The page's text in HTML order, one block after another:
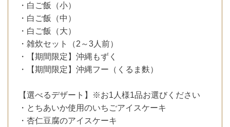
・白ご飯（小）
・白ご飯（中）
・白ご飯（大）
・雑炊セット（2～3人前）
・【期間限定】沖縄もずく
・【期間限定】沖縄フー（くるま麩）
【選べるデザート】※お1人様1品お選びください
・とちあいか使用のいちごアイスケーキ
・杏仁豆腐のアイスケーキ